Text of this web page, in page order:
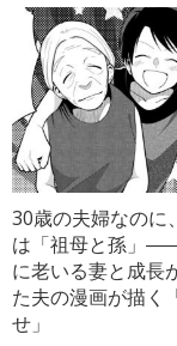
30歳の夫婦なのに
は「祖母と孫」
に老いる妻と成長
た夫の漫画が描く
せ」